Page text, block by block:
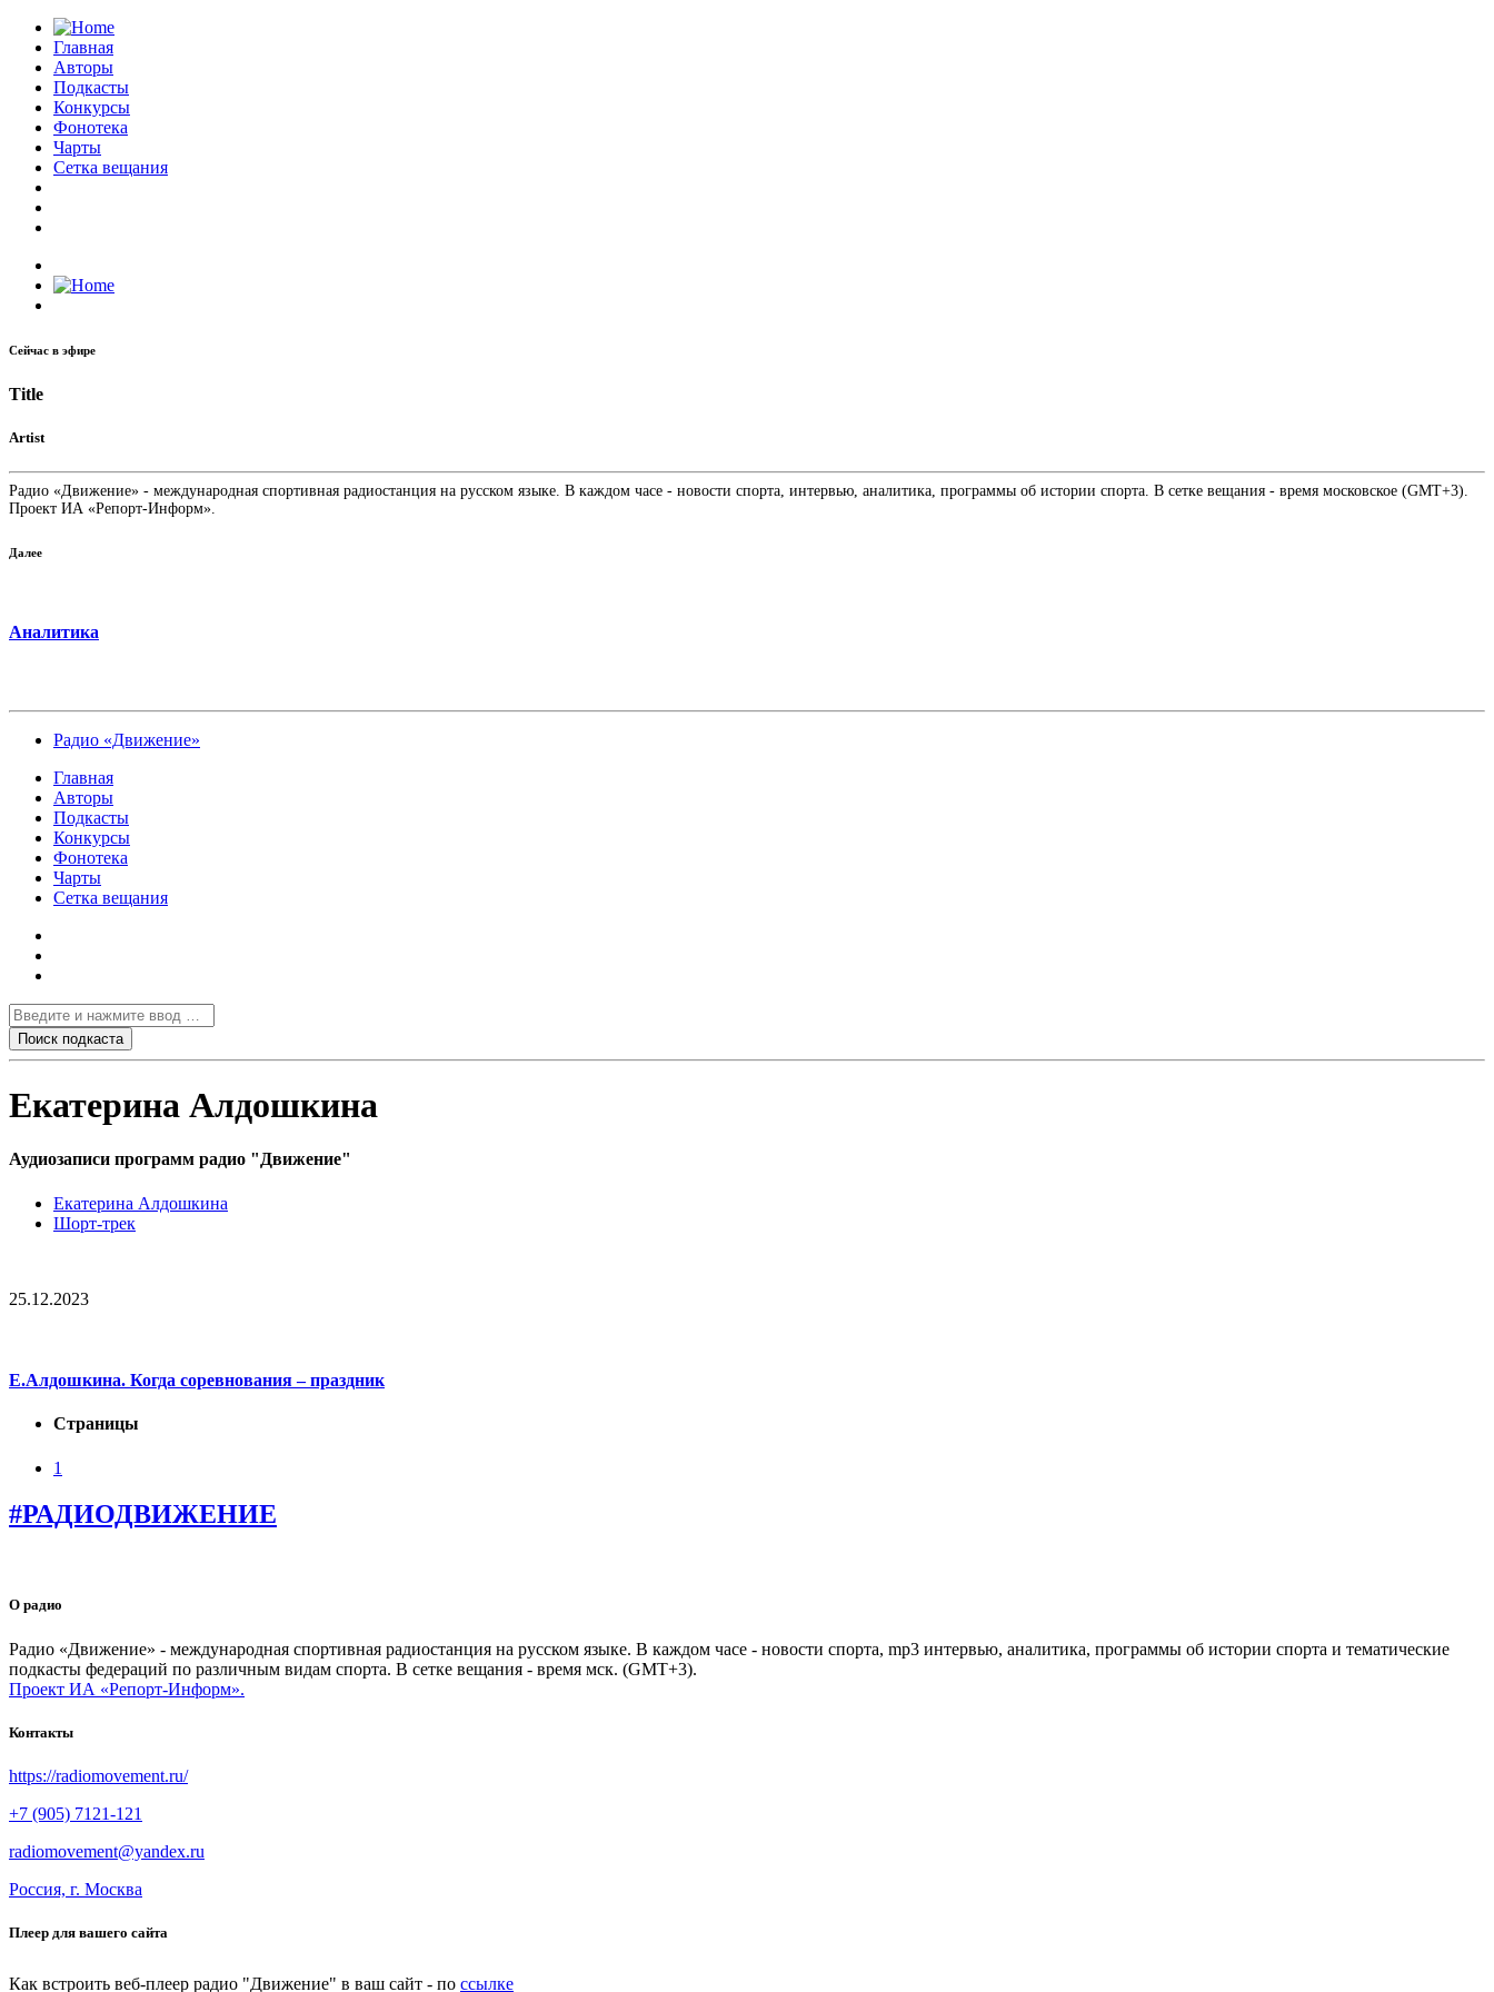
Главная
Авторы
Подкасты
Конкурсы
Фонотека
Чарты
Сетка вещания
Сейчас в эфире
Title
Artist
Радио «Движение» - международная спортивная радиостанция на русском языке. В каждом часе - новости спорта, интервью, аналитика, программы об истории спорта. В сетке вещания - время московское (GMT+3).
Проект ИА «Репорт-Информ».
Далее
Аналитика
Радио «Движение»
Главная
Авторы
Подкасты
Конкурсы
Фонотека
Чарты
Сетка вещания
Екатерина Алдошкина
Аудиозаписи программ радио "Движение"
Екатерина Алдошкина
Шорт-трек
25.12.2023
Е.Алдошкина. Когда соревнования – праздник
Страницы
1
#РАДИОДВИЖЕНИЕ
О радио
Радио «Движение» - международная спортивная радиостанция на русском языке. В каждом часе - новости спорта, mp3 интервью, аналитика, программы об истории спорта и тематические
подкасты федераций по различным видам спорта. В сетке вещания - время мск. (GMT+3).
Проект ИА «Репорт-Информ».
Контакты
https://radiomovement.ru/
+7 (905) 7121-121
radiomovement@yandex.ru
Россия, г. Москва
Плеер для вашего сайта
Как встроить веб-плеер радио "Движение" в ваш сайт - по ссылке